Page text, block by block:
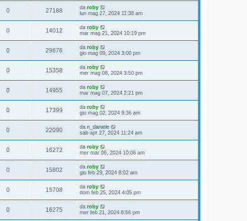
0 27188 da roby
lun mag 27, 2024 11:38 am
0 14012 da roby
mar mag 21, 2024 10:19 pm
0 29676 da roby
gio mag 09, 2024 3:00 pm
0 15358 da roby
mer mag 08, 2024 3:50 pm
0 14955 da roby
mar mag 07, 2024 2:21 pm
0 17399 da roby
gio mag 02, 2024 9:36 am
0 22090 da n_daniele
sab apr 27, 2024 11:24 am
0 16272 da roby
mer mar 06, 2024 10:06 am
0 15802 da roby
gio feb 29, 2024 8:02 am
0 15708 da roby
dom feb 25, 2024 4:05 pm
0 16275 da roby
mer feb 21, 2024 8:56 pm